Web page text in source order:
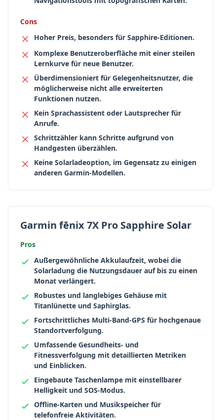
Cons
Hoher Preis, besonders für Sapphire-Editionen.
Komplexe Benutzeroberfläche mit einer steilen
Lernkurve für neue Benutzer.
Überdimensioniert für Gelegenheitsnutzer, die
möglicherweise nicht alle erweiterten
Funktionen nutzen.
Kein Sprachassistent oder Lautsprecher für
Anrufe.
Schrittzähler kann Schritte aufgrund von
Handgesten überzählen.
Keine Solarladeoption, im Gegensatz zu einigen
anderen Garmin-Modellen.
Garmin fēnix 7X Pro Sapphire Solar
Pros
Außergewöhnliche Akkulaufzeit, wobei die
Solarladung die Nutzungsdauer auf bis zu einen
Monat verlängert.
Robustes und langlebiges Gehäuse mit
Titanlünette und Saphirglas.
Fortschrittliches Multi-Band-GPS für hochgenaue
Standortverfolgung.
Umfassende Gesundheits- und
Fitnessverfolgung mit detaillierten Metriken
und Einblicken.
Eingebaute Taschenlampe mit einstellbarer
Helligkeit und SOS-Modus.
Offline-Karten und Musikspeicher für
telefonfreie Aktivitäten.